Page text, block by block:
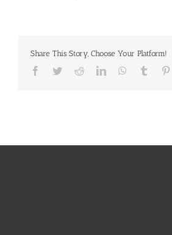
Share This Story, Choose Your Platform!
Facebook
TwitterRedditLinkedInWhatsApp
Tumblr